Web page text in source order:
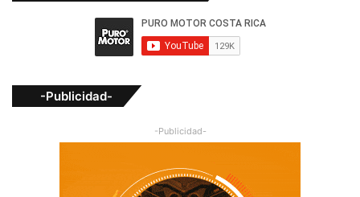
-Publicidad-
-Publicidad-